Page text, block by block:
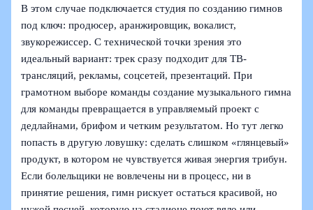
В этом случае подключается студия по созданию гимнов
под ключ: продюсер, аранжировщик, вокалист,
звукорежиссер. С технической точки зрения это
идеальный вариант: трек сразу подходит для ТВ-
трансляций, рекламы, соцсетей, презентаций. При
грамотном выборе команды создание музыкального гимна
для команды превращается в управляемый проект с
дедлайнами, брифом и четким результатом. Но тут легко
попасть в другую ловушку: сделать слишком «глянцевый»
продукт, в котором не чувствуется живая энергия трибун.
Если болельщики не вовлечены ни в процесс, ни в
принятие решения, гимн рискует остаться красивой, но